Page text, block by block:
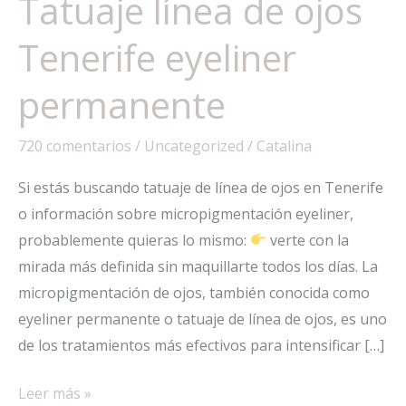
Tatuaje línea de ojos
Tenerife eyeliner
permanente
720 comentarios / Uncategorized / Catalina
Si estás buscando tatuaje de línea de ojos en Tenerife
o información sobre micropigmentación eyeliner,
probablemente quieras lo mismo:
verte con la
mirada más definida sin maquillarte todos los días. La
micropigmentación de ojos, también conocida como
eyeliner permanente o tatuaje de línea de ojos, es uno
de los tratamientos más efectivos para intensificar […]
Tatuaje
Leer más »